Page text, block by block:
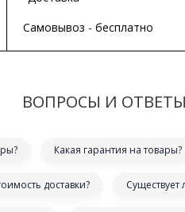
Самовывоз - бесплатно
ВОПРОСЫ И ОТВЕТЫ
Какая гарантия на товары?
доставки? Существует